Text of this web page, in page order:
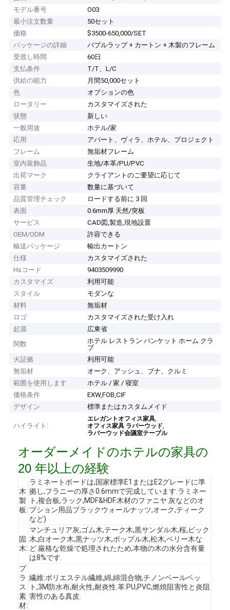
モデル番号
O03
最小注文数量
50セット
価格
$3500-650,000/SET
パッケージの詳細
バブルラップ + カートン + 木製のフレーム
受渡し時間
60日
支払条件
T/T、L/C
供給の能力
月間50,000セット
色
オプションの色
ロータリー
カスタマイズされた
状態
新しい
一般用途
ホテル/家
応用
アパート、ヴィラ、ホテル、プロジェクト
フレーム
無垢材フレーム
室内装飾品
生地/本革/PU/PVC
出荷マーク
クライアントのご要望に応じて
容量
数量に基づいて
品質管理チェック
ロードする前に 3 回
表面
0.6mm厚 天然/突板
サービス
CAD図,製造,現地設置
OEM/ODM
許容できる
輸送パッケージ
輸出カートン
仕様
カスタマイズされた
Hsコード
9403509990
カスタマイズ
利用可能
スタイル
モダンな
材料
無垢材
ロゴ
カスタマイズされた受け入れ
起源
広東省
関数
ホテル レストラン バンケット ホーム クラ
ブ
火証拠
利用可能
無垢材
オーク、アッシュ、ブナ、クルミ
範囲を使用します
ホテル / 家 / 寝室
価格条件
EXW,FOB,CIF
デザイン
標準またはカスタムメイド
ハイライト:
エレガントオフィス家具,
オフィス家具 ラバーウッド,
ラバーウッド会議室テーブル
オーダーメイドのホテルの家具の
20 年以上の経験
木
製
板:
ラミネートボードは,国家標準E1またはE2グレードに準
拠し,フラニーの厚さ0.6mmで完成しています.ラミネー
ト,複合板,ラック,MDF&HDF.木材のファニヤ 灰などのオ
プション用品ブラックウォールナッツ,オーク,ティーク
など)
固
木:
マンチュリア灰,ゴム木,テーク木,黒サンダル木,桜,ビック
木,白オーク木,黒ナッツ木,ポップル木,松木,ベリー木な
ど.厳格な乾燥で処理されたため,本物の木の水分含有量
は8%です.
プ
ラ
ス
素
材:
繊維:ポリエステル繊維,綿,綿混合物,チノンベールベッ
ト,3M防水布,耐火性,耐炎性.革:PU,PVC,燃焼阻害性と炎阻
害性のある真皮.